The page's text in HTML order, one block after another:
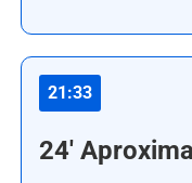
21:33
24'